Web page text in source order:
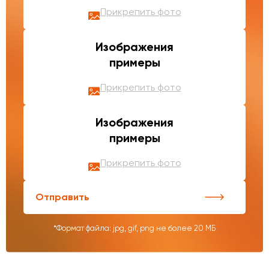
Прикрепить фото
Изображения
примеры
Прикрепить фото
Изображения
примеры
Прикрепить фото
Отправить
*Формат файла: jpg, gif, png не более 20 МБ